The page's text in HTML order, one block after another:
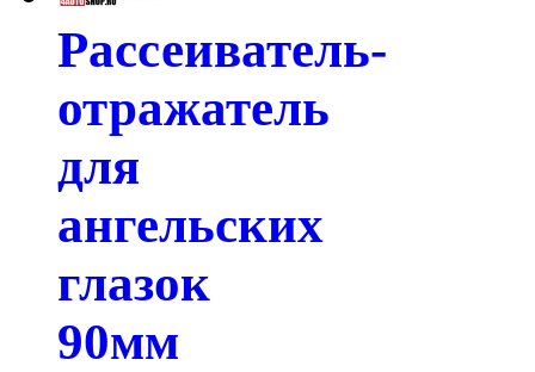
Рассеиватель-
отражатель
для
ангельских
глазок
90мм